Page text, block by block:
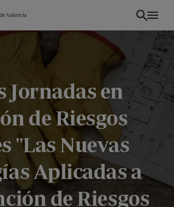
Jornadas en
de Riesgos
"Las Nuevas
Aplicadas a
de Riesgos